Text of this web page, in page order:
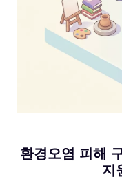
환경오염 피해
지